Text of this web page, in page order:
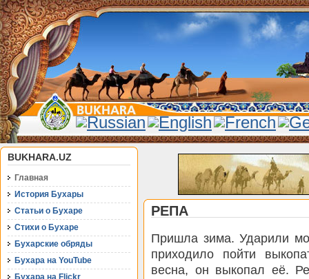
BUKHARA.UZ
Главная
История Бухары
Статьи о Бухаре
Стихи о Бухаре
Бухарские обряды
Бухара на YouTube
Бухара на Flickr
РЕПА
Пришла зима. Ударили
приходило пойти
весна, он выкопал её.